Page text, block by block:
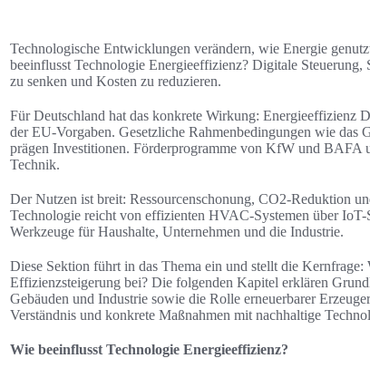
Technologische Entwicklungen verändern, wie Energie
beeinflusst Technologie Energieeffizienz? Digitale
zu senken und Kosten zu reduzieren.
Für Deutschland hat das konkrete Wirkung: Energieeffizienz
der EU-Vorgaben. Gesetzliche Rahmenbedingungen wie das
prägen Investitionen. Förderprogramme von KfW und BAFA
Technik.
Der Nutzen ist breit: Ressourcenschonung, CO2-Reduktion
Technologie reicht von effizienten HVAC-Systemen über
Werkzeuge für Haushalte, Unternehmen und die Industrie.
Diese Sektion führt in das Thema ein und stellt die
Effizienzsteigerung bei? Die folgenden Kapitel erklären
Gebäuden und Industrie sowie die Rolle erneuerbarer
Verständnis und konkrete Maßnahmen mit nachhaltige
Wie beeinflusst Technologie Energieeffizienz?